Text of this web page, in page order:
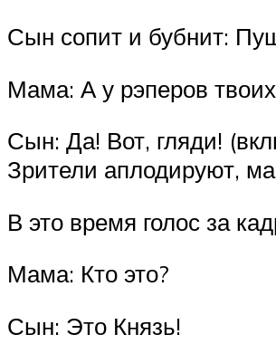
Сын сопит и бубнит:
Мама: А у рэперов
Сын: Да! Вот, гляди!
Зрители аплодируют,
В это время голос за
Мама: Кто это?
Сын: Это Князь!